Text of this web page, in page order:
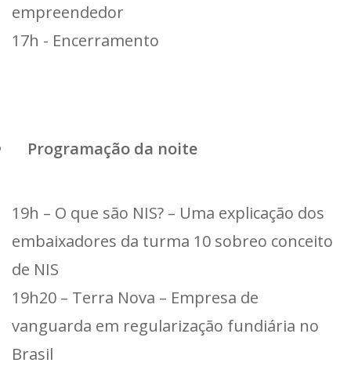
empreendedor
17h - Encerramento
Programação da noite
19h – O que são NIS? – Uma explicação dos
embaixadores da turma 10 sobreo conceito
de NIS
19h20 – Terra Nova – Empresa de
vanguarda em regularização fundiária no
Brasil